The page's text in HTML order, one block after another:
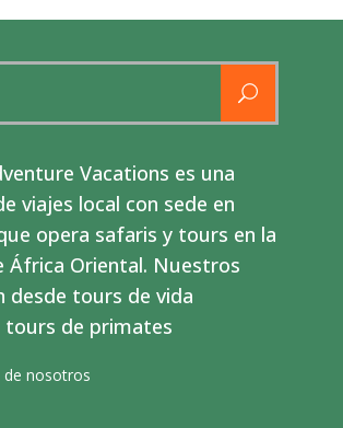
Vacations es una
viajes local con sede en
opera safaris y tours en la
África Oriental. Nuestros
desde tours de vida
tours de primates
de nosotros